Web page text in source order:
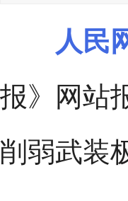
人民
报》网站
削弱武装